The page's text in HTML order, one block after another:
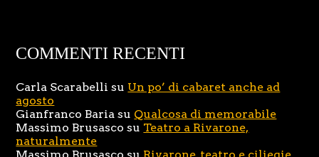
COMMENTI RECENTI
Carla Scarabelli su Un po’ di cabaret anche ad
agosto
Gianfranco Baria su Qualcosa di memorabile
Massimo Brusasco su Teatro a Rivarone,
naturalmente